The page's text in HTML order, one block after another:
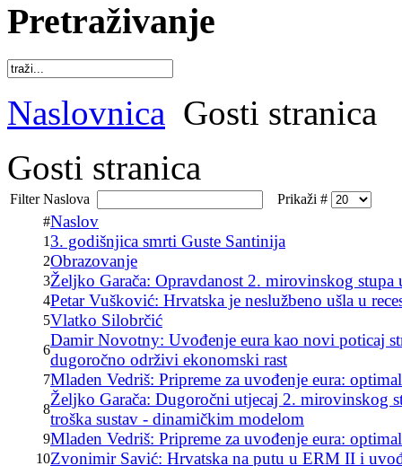
Pretraživanje
Naslovnica Gosti stranica
Gosti stranica
Filter Naslova
Prikaži #
#Naslov
1 3. godišnjica smrti Guste Santinija
2Obrazovanje
3Željko Garača: Opravdanost 2. mirovinskog
4Petar Vušković: Hrvatska je neslužbeno ušla u
5Vlatko Silobrčić
6
Damir Novotny: Uvođenje eura kao novi poticaj
dugoročno održivi ekonomski rast
7Mladen Vedriš: Pripreme za uvođenje eura:
8
Željko Garača: Dugoročni utjecaj 2. mirovinskog
troška sustav - dinamičkim modelom
9Mladen Vedriš: Pripreme za uvođenje eura:
10Zvonimir Savić: Hrvatska na putu u ERM II i